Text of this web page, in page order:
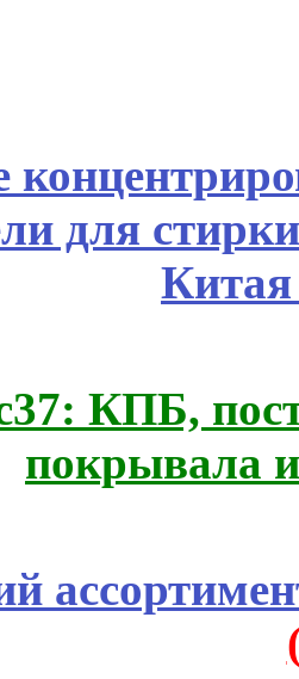
для
КПБ,
покрывала